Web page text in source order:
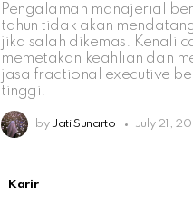
Pengalaman manajerial
tahun tidak akan
jika salah dikemas. Kenali
memetakan keahlian dan
jasa fractional executive
tinggi.
by Jati Sunarto July 21,
Karir